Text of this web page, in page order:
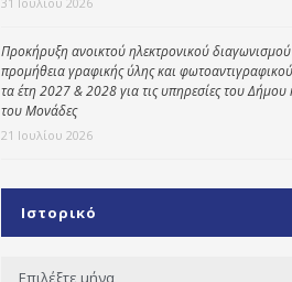
Προκήρυξη ανοικτού ηλεκτρονικού διαγωνισμού
προμήθεια γραφικής ύλης και
τα έτη 2027 & 2028 για τις υπηρεσίες του Δήμου
του Μονάδες
21 Ιουλίου 2026
Ιστορικό
Ιστορικό